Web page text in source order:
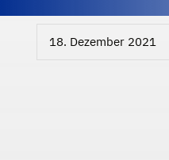
18. Dezember 2021